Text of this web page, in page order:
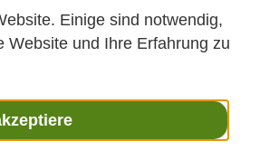
Einige sind notwendig,
Website und Ihre Erfahrung zu